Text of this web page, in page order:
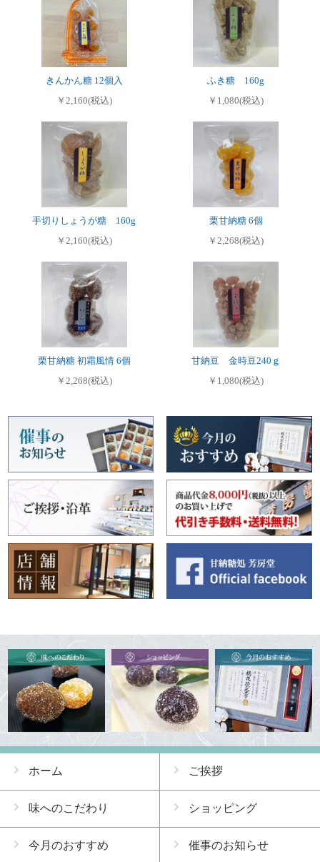
きんかん糖 12個入
￥2,160(税込)
ふき糖 160g
￥1,080(税込)
手切りしょうが糖 160g
￥2,160(税込)
栗甘納糖 6個
￥2,268(税込)
栗甘納糖 初霜風情 6個
￥2,268(税込)
甘納豆 金時豆240ｇ
￥1,080(税込)
ホーム ご挨拶
味へのこだわり ショッピング
今月のおすすめ 催事のお知らせ